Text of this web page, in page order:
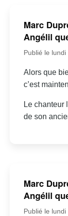
Marc
Angélil
Publié le
Alors que
c’est
Le chanteur
de son
Marc
Angélil
Publié le lundi